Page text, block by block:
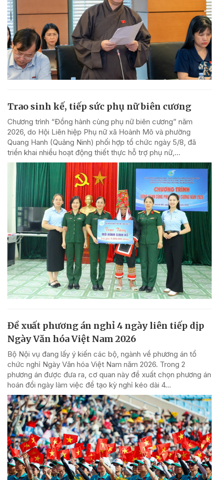
Trao sinh kế, tiếp sức phụ nữ biên cương
Chương trình “Đồng hành cùng phụ nữ biên cương” năm
2026, do Hội Liên hiệp Phụ nữ xã Hoành Mô và phường
Quang Hanh (Quảng Ninh) phối hợp tổ chức ngày 5/8, đã
triển khai nhiều hoạt động thiết thực hỗ trợ phụ nữ,...
Đề xuất phương án nghỉ 4 ngày liên tiếp dịp
Ngày Văn hóa Việt Nam 2026
Bộ Nội vụ đang lấy ý kiến các bộ, ngành về phương án tổ
chức nghỉ Ngày Văn hóa Việt Nam năm 2026. Trong 2
phương án được đưa ra, cơ quan này đề xuất chọn phương án
hoán đổi ngày làm việc để tạo kỳ nghỉ kéo dài 4...